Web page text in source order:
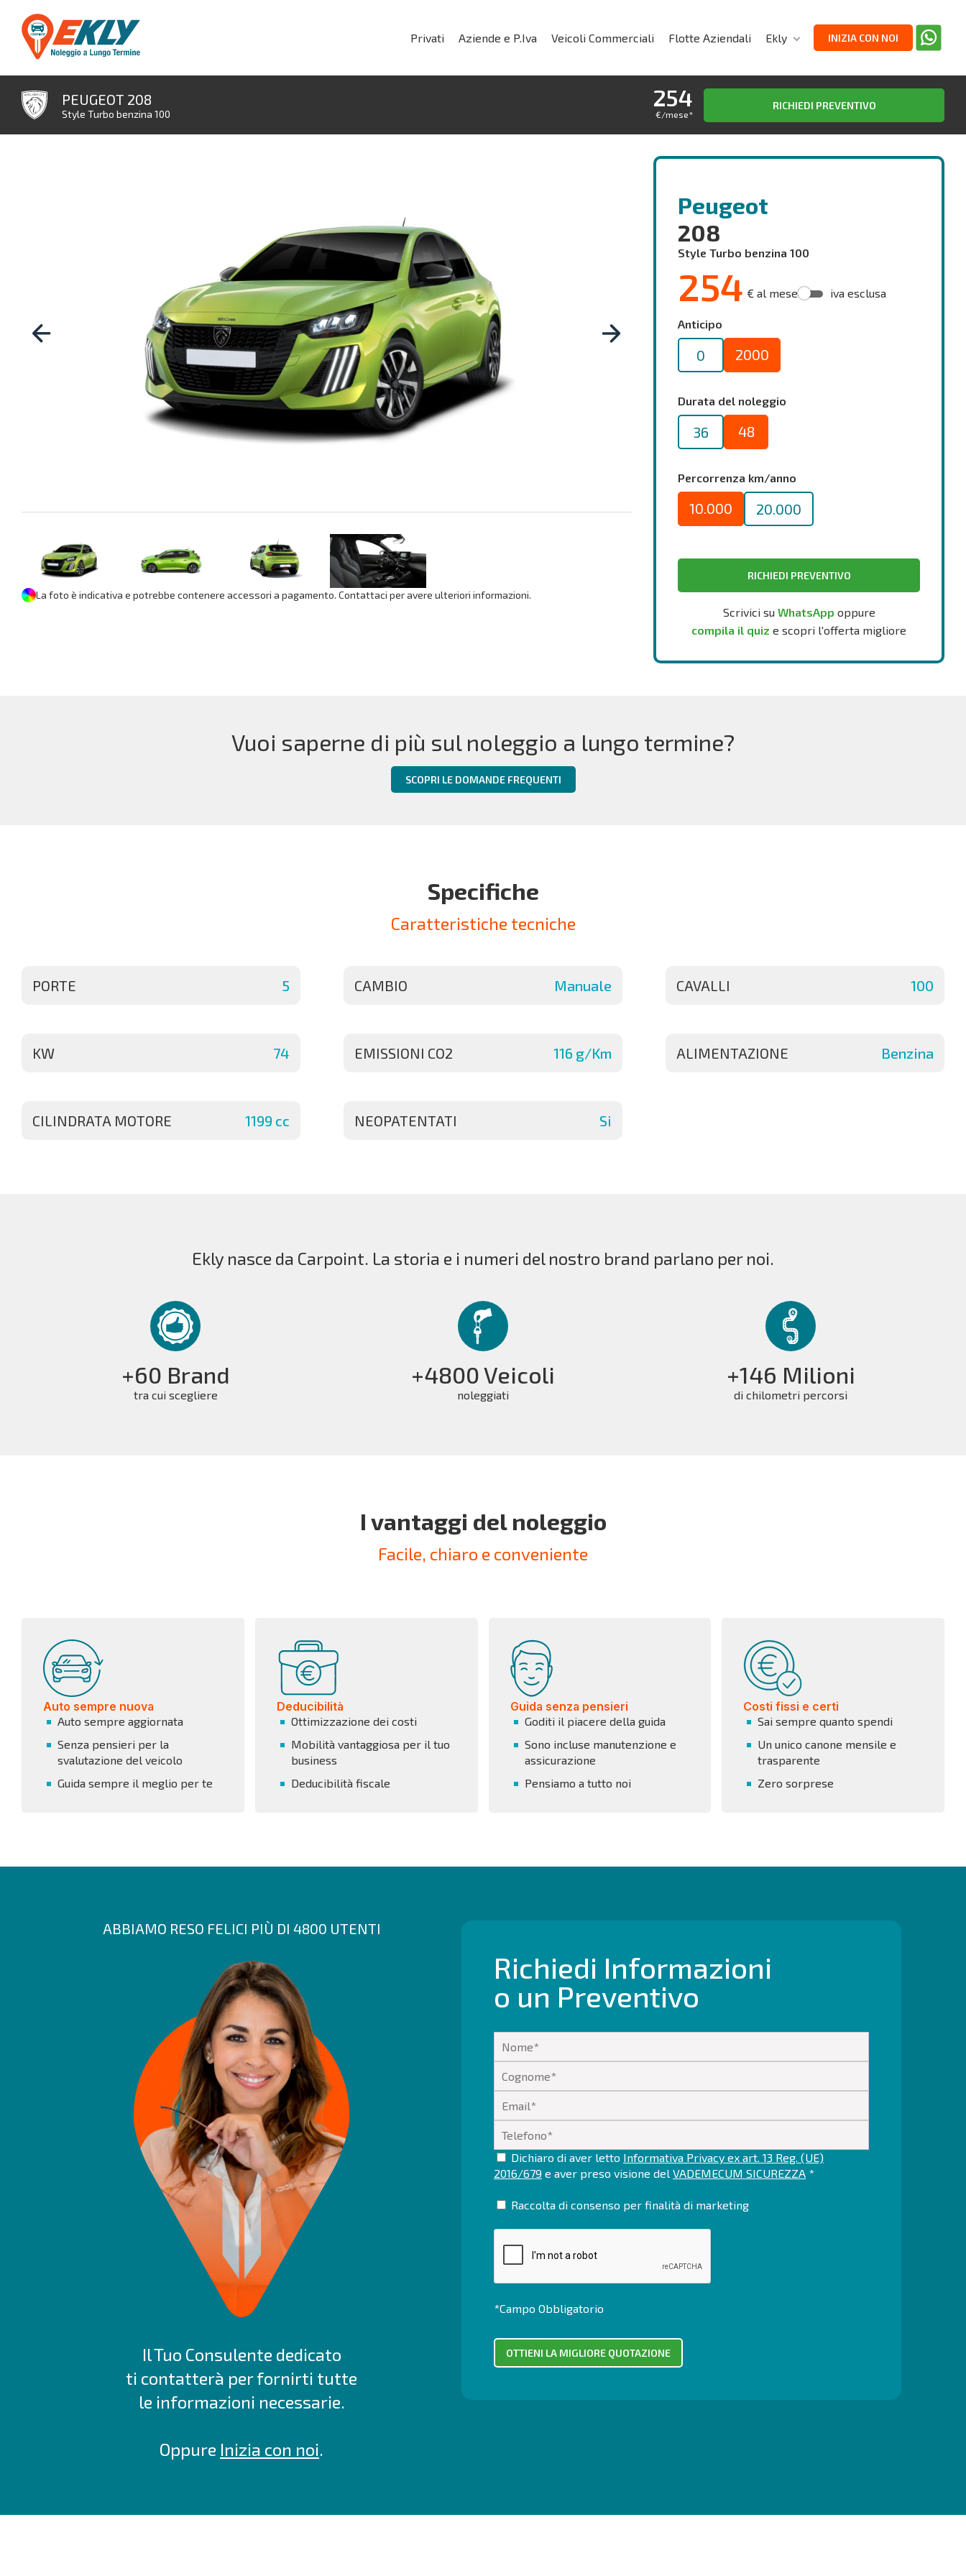
Privati Aziende e P.Iva Veicoli Commerciali Flotte Aziendali Ekly INIZIA CON NOI
PEUGEOT 208
Style Turbo benzina 100
254
€/mese*
RICHIEDI PREVENTIVO
La foto è indicativa e potrebbe contenere accessori a pagamento. Contattaci per avere ulteriori informazioni.
Peugeot
208
Style Turbo benzina 100
254 € al mese iva esclusa
Anticipo
0 2000
Durata del noleggio
36 48
Percorrenza km/anno
10.000 20.000
RICHIEDI PREVENTIVO
Scrivici su WhatsApp oppure
compila il quiz e scopri l'offerta migliore
Vuoi saperne di più sul noleggio a lungo termine?
SCOPRI LE DOMANDE FREQUENTI
Specifiche
Caratteristiche tecniche
PORTE 5 CAMBIO Manuale CAVALLI 100
KW 74 EMISSIONI CO2 116 g/Km ALIMENTAZIONE Benzina
CILINDRATA MOTORE 1199 cc NEOPATENTATI Si
Ekly nasce da Carpoint. La storia e i numeri del nostro brand parlano per noi.
+60 Brand
tra cui scegliere
+4800 Veicoli
noleggiati
+146 Milioni
di chilometri percorsi
I vantaggi del noleggio
Facile, chiaro e conveniente
Auto sempre nuova
Auto sempre aggiornata
Senza pensieri per la
svalutazione del veicolo
Guida sempre il meglio per te
Deducibilità
Ottimizzazione dei costi
Mobilità vantaggiosa per il tuo
business
Deducibilità fiscale
Guida senza pensieri
Goditi il piacere della guida
Sono incluse manutenzione e
assicurazione
Pensiamo a tutto noi
Costi fissi e certi
Sai sempre quanto spendi
Un unico canone mensile e
trasparente
Zero sorprese
ABBIAMO RESO FELICI PIÙ DI 4800 UTENTI
Il Tuo Consulente dedicato
ti contatterà per fornirti tutte
le informazioni necessarie.
Oppure Inizia con noi.
Richiedi Informazioni
o un Preventivo
Dichiaro di aver letto Informativa Privacy ex art. 13 Reg. (UE)
2016/679 e aver preso visione del VADEMECUM SICUREZZA *
Raccolta di consenso per finalità di marketing
*Campo Obbligatorio